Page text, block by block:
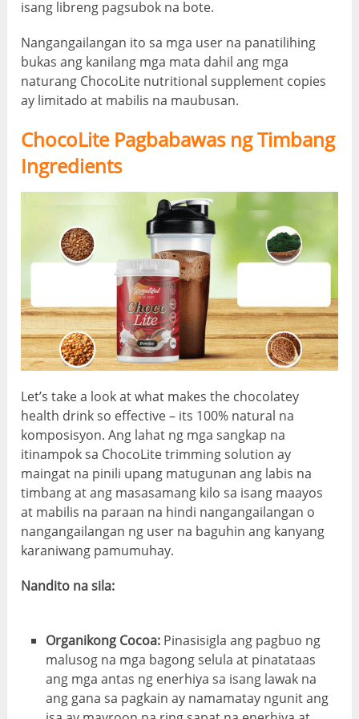
isang libreng pagsubok na bote.
Nangangailangan ito sa mga user na panatilihing
bukas ang kanilang mga mata dahil ang mga
naturang ChocoLite nutritional supplement copies
ay limitado at mabilis na maubusan.
ChocoLite Pagbabawas ng Timbang
Ingredients
Let’s take a look at what makes the chocolatey
health drink so effective– its 100% natural na
komposisyon. Ang lahat ng mga sangkap na
itinampok sa ChocoLite trimming solution ay
maingat na pinili upang matugunan ang labis na
timbang at ang masasamang kilo sa isang maayos
at mabilis na paraan na hindi nangangailangan o
nangangailangan ng user na baguhin ang kanyang
karaniwang pamumuhay.
Nandito na sila:
Organikong Cocoa:Pinasisigla ang pagbuo ng
malusog na mga bagong selula at pinatataas
ang mga antas ng enerhiya sa isang lawak na
ang gana sa pagkain ay namamatay ngunit ang